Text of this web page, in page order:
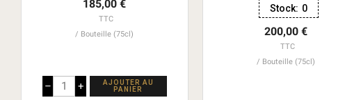
185,00 €
TTC
Bouteille (75cl)
– +
AJOUTER AU
PANIER
Stock: 0
200,00 €
TTC
Bouteille (75cl)